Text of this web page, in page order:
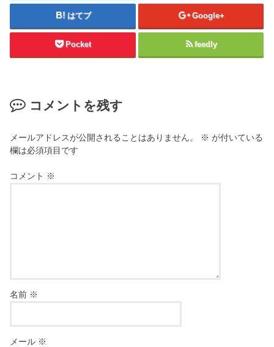
はてブ Google+
Pocket feedly
コメントを残す
メールアドレスが公開されることはありません。 ※ が付いている
欄は必須項目です
コメント ※
名前 ※
メール ※